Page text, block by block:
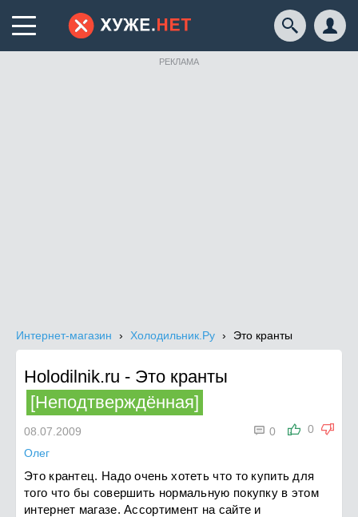
РЕКЛАМА
Интернет-магазин Холодильник.Ру Это кранты
Holodilnik.ru - Это кранты
[Неподтверждённая]
0
 0
08.07.2009
Олег
Это крантец. Надо очень хотеть что то купить для
того что бы совершить нормальную покупку в этом
интернет магазе. Ассортимент на сайте и